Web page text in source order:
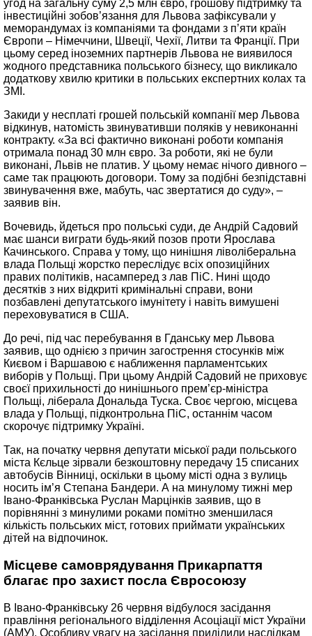
угод на загальну суму 2,5 млн євро, грошову підтримку та
інвестиційні зобов’язання для Львова зафіксували у
меморандумах із компаніями та фондами з п’яти країн
Європи – Німеччини, Швеції, Чехії, Литви та Франції. При
цьому серед іноземних партнерів Львова не виявилося
жодного представника польського бізнесу, що викликало
додаткову хвилю критики в польських експертних колах та
ЗМІ.
Закиди у несплаті грошей польській компанії мер Львова
відкинув, натомість звинувативши поляків у невиконанні
контракту. «За всі фактично виконані роботи компанія
отримала понад 30 млн євро. За роботи, які не були
виконані, Львів не платив. У цьому немає нічого дивного –
саме так працюють договори. Тому за подібні безпідставні
звинувачення вже, мабуть, час звертатися до суду», –
заявив він.
Вочевидь, йдеться про польські суди, де Андрій Садовий
має шанси виграти будь-який позов проти Ярослава
Качинського. Справа у тому, що нинішня ліволіберальна
влада Польщі жорстко переслідує всіх опозиційних
правих політиків, насамперед з лав ПіС. Нині щодо
десятків з них відкриті кримінальні справи, вони
позбавлені депутатського імунітету і навіть вимушені
переховуватися в США.
До речі, під час перебування в Гданську мер Львова
заявив, що однією з причин загострення стосунків між
Києвом і Варшавою є наближення парламентських
виборів у Польщі. При цьому Андрій Садовий не приховує
своєї прихильності до нинішнього прем’єр-міністра
Польщі, ліберала Дональда Туска. Своє чергою, місцева
влада у Польщі, підконтрольна ПіС, останнім часом
скорочує підтримку Україні.
Так, на початку червня депутати міської ради польського
міста Кєльце зірвали безкоштовну передачу 15 списаних
автобусів Вінниці, оскільки в цьому місті одна з вулиць
носить ім’я Степана Бандери. А на минулому тижні мер
Івано-Франківська Руслан Марцінків заявив, що в
порівнянні з минулими роками помітно зменшилася
кількість польських міст, готових приймати українських
дітей на відпочинок.
Місцеве самоврядування Прикарпаття
благає про захист посла Євросоюзу
В Івано-Франківську 26 червня відбулося засідання
правління регіонального відділення Асоціації міст України
(АМУ). Особливу увагу на засідання приділили наслідкам